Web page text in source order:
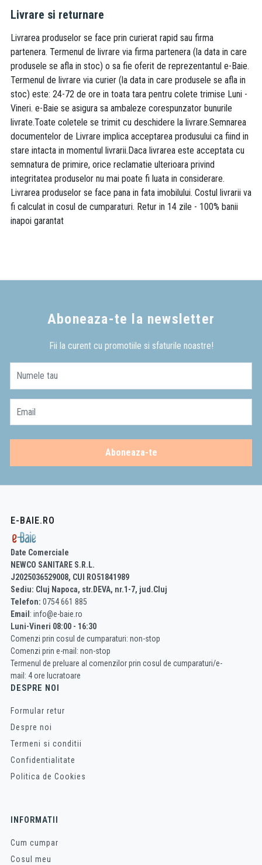
Livrare si returnare
Livrarea produselor se face prin curierat rapid sau firma
partenera. Termenul de livrare via firma partenera (la data in care
produsele se afla in stoc) o sa fie oferit de reprezentantul e-Baie.
Termenul de livrare via curier (la data in care produsele se afla in
stoc) este: 24-72 de ore in toata tara pentru colete trimise Luni -
Vineri. e-Baie se asigura sa ambaleze corespunzator bunurile
livrate.Toate coletele se trimit cu deschidere la livrare.Semnarea
documentelor de Livrare implica acceptarea produsului ca fiind in
stare intacta in momentul livrarii.Daca livrarea este acceptata cu
semnatura de primire, orice reclamatie ulterioara privind
integritatea produselor nu mai poate fi luata in considerare.
Livrarea produselor se face pana in fata imobilului. Costul livrarii va
fi calculat in cosul de cumparaturi. Retur in 14 zile - 100% banii
inapoi garantat
Aboneaza-te la newsletter
Fii la curent cu promotiile si sfaturile noastre!
Numele tau
Email
Aboneaza-te
E-BAIE.RO
Date Comerciale
NEWCO SANITARE S.R.L.
J2025036529008, CUI RO51841989
Sediu: Cluj Napoca, str.DEVA, nr.1-7, jud.Cluj
Telefon: 0754 661 885
Email : info@e-baie.ro
Luni-Vineri 08:00 - 16:30
Comenzi prin cosul de cumparaturi: non-stop
Comenzi prin e-mail: non-stop
Termenul de preluare al comenzilor prin cosul de cumparaturi/e-
mail: 4 ore lucratoare
DESPRE NOI
Formular retur
Despre noi
Termeni si conditii
Confidentialitate
Politica de Cookies
INFORMATII
Cum cumpar
Cosul meu